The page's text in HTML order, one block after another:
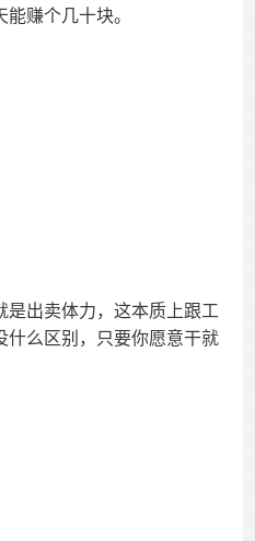
赚个几十块。
是出卖体力，这本质上跟工
什么区别，只要你愿意干就